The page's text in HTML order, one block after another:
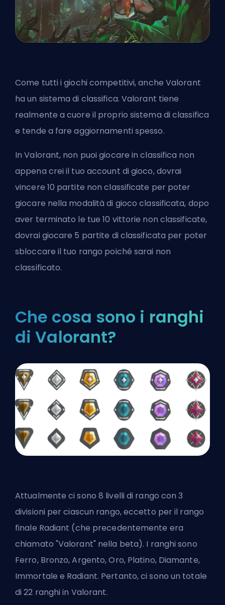
Come tutti i giochi competitivi, anche Valorant
ha un sistema di classifica. Valorant tiene
realmente a cuore il proprio sistema di classifica
e tende a fare aggiornamenti spesso.
In Valorant, non puoi giocare in classifica non
appena crei il tuo account di gioco, dovrai
vincere 10 partite non classificate per poter
giocare nella modalità di gioco classificata, dopo
aver terminato le tue 10 vittorie non classificate,
dovrai giocare 5 partite di classificata per poter
sbloccare il tuo rango poiché sarai non
classificato.
Che cosa sono i ranghi
di Valorant?
Attualmente ci sono 8 livelli di rango con 3
divisioni per ciascun rango, eccetto per il rango
finale Radiant (che precedentemente era
chiamato "Valorant" nella beta). I ranghi sono
Ferro, Bronzo, Argento, Oro, Platino, Diamante,
Immortale e Radiant. Pertanto, ci sono un totale
di 22 ranghi in Valorant.